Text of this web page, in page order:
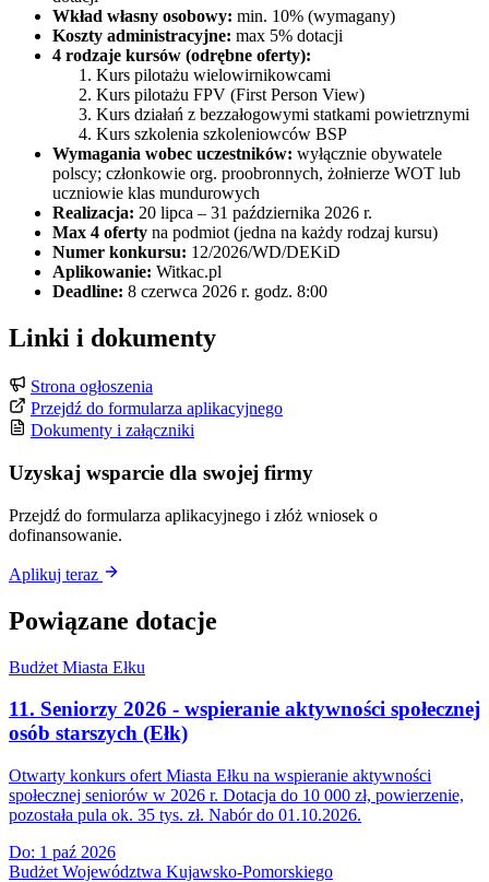
Wkład własny osobowy: min. 10% (wymagany)
Koszty administracyjne: max 5% dotacji
4 rodzaje kursów (odrębne oferty):
Kurs pilotażu wielowirnikowcami
Kurs pilotażu FPV (First Person View)
Kurs działań z bezzałogowymi statkami powietrznymi
Kurs szkolenia szkoleniowców BSP
Wymagania wobec uczestników: wyłącznie obywatele
polscy; członkowie org. proobronnych, żołnierze WOT lub
uczniowie klas mundurowych
Realizacja: 20 lipca – 31 października 2026 r.
Max 4 oferty na podmiot (jedna na każdy rodzaj kursu)
Numer konkursu: 12/2026/WD/DEKiD
Aplikowanie: Witkac.pl
Deadline: 8 czerwca 2026 r. godz. 8:00
Linki i dokumenty
Strona ogłoszenia
Przejdź do formularza aplikacyjnego
Dokumenty i załączniki
Uzyskaj wsparcie dla swojej firmy
Przejdź do formularza aplikacyjnego i złóż wniosek o
dofinansowanie.
Aplikuj teraz
Powiązane dotacje
Budżet Miasta Ełku
11. Seniorzy 2026 - wspieranie aktywności społecznej
osób starszych (Ełk)
Otwarty konkurs ofert Miasta Ełku na wspieranie aktywności
społecznej seniorów w 2026 r. Dotacja do 10 000 zł, powierzenie,
pozostała pula ok. 35 tys. zł. Nabór do 01.10.2026.
Do: 1 paź 2026
Budżet Województwa Kujawsko-Pomorskiego